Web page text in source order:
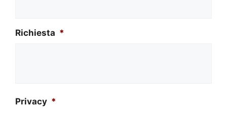
Richiesta *
Privacy *